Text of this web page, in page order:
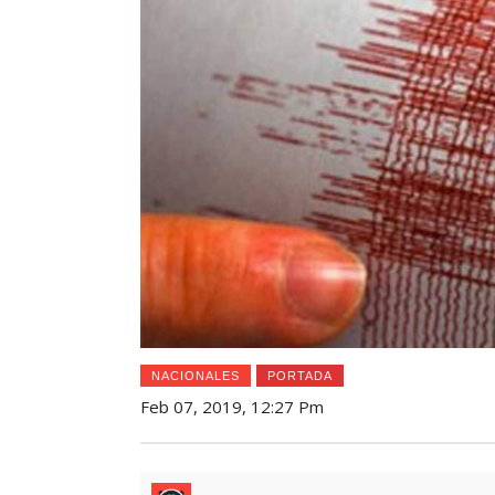
NACIONALES PORTADA
Feb 07, 2019, 12:27 Pm